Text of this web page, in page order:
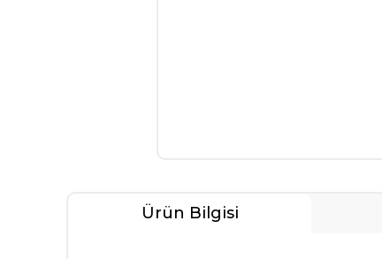
Ürün Bilgisi